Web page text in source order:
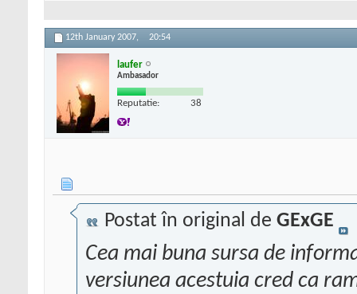
12th January 2007, 20:54
laufer
Ambasador
Reputatie: 38
Postat în original de GExGE
Cea mai buna sursa de
versiunea acestuia cred ca